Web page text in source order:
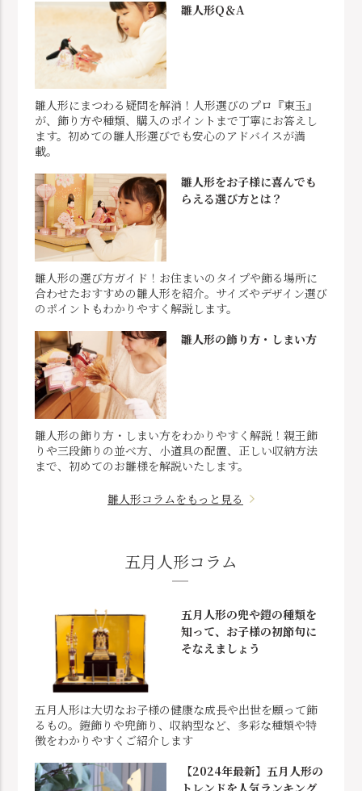
雛人形Q＆A
雛人形にまつわる疑問を解消！人形選びのプロ『東玉』
が、飾り方や種類、購入のポイントまで丁寧にお答えし
ます。初めての雛人形選びでも安心のアドバイスが満
載。
雛人形をお子様に喜んでも
らえる選び方とは？
雛人形の選び方ガイド！お住まいのタイプや飾る場所に
合わせたおすすめの雛人形を紹介。サイズやデザイン選び
のポイントもわかりやすく解説します。
雛人形の飾り方・しまい方
雛人形の飾り方・しまい方をわかりやすく解説！親王飾
りや三段飾りの並べ方、小道具の配置、正しい収納方法
まで、初めてのお雛様を解説いたします。
雛人形コラムをもっと見る
五月人形コラム
五月人形の兜や鎧の種類を
知って、お子様の初節句に
そなえましょう
五月人形は大切なお子様の健康な成長や出世を願って飾
るもの。鎧飾りや兜飾り、収納型など、多彩な種類や特
徴をわかりやすくご紹介します
【2024年最新】五月人形の